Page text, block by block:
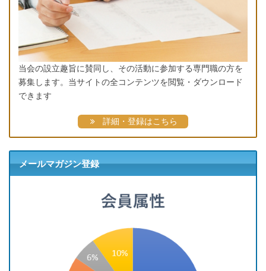
当会の設立趣旨に賛同し、その活動に参加する専門職の方を
募集します。当サイトの全コンテンツを閲覧・ダウンロード
できます
詳細・登録はこちら
メールマガジン登録